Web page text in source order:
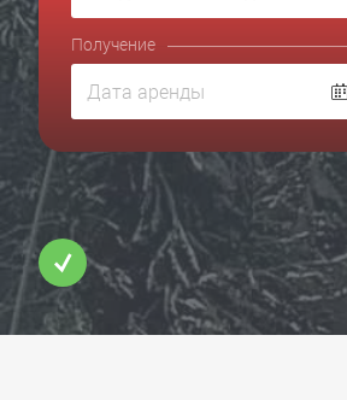
Получение